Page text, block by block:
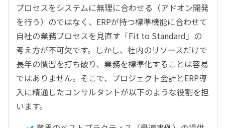
プロセスをシステムに無理に合わせる（アドオン開発
を行う）のではなく、ERPが持つ標準機能に合わせて
自社の業務プロセスを見直す「Fit to Standard」の
考え方が不可欠です。しかし、社内のリソースだけで
長年の慣習を打ち破り、業務を標準化することは容易
ではありません。そこで、プロジェクト会計とERP導
入に精通したコンサルタントが以下のような役割を担
います。